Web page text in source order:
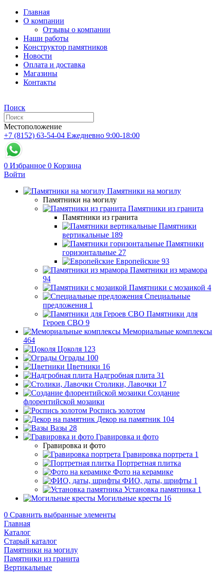
Главная
О компании
Отзывы о компании
Наши работы
Конструктор памятников
Новости
Оплата и доставка
Магазины
Контакты
Поиск
Местоположение
+7 (8152) 63-54-04 Ежедневно 9:00-18:00
0 Избранное 0 Корзина
Войти
Памятники на могилу
Памятники на могилу
Памятники из гранита
Памятники из гранита
Памятники
вертикальные 189
Памятники
горизонтальные 27
Европейские 93
Памятники из мрамора
94
Памятники с мозаикой 4
Специальные
предложения 1
Памятники для
Героев СВО 9
Мемориальные комплексы
464
Цоколя 123
Ограды 100
Цветники 16
Надгробная плита 31
Столики, Лавочки 17
Создание
флорентийской мозаики
Роспись золотом
Декор на памятник 104
Вазы 28
Гравировка и фото
Гравировка и фото
Гравировка портрета 1
Портретная плитка
Фото на керамике
ФИО, даты, шрифты 1
Установка памятника 1
Могильные кресты 16
0 Сравнить выбранные элементы
Главная
Каталог
Старый каталог
Памятники на могилу
Памятники из гранита
Вертикальные